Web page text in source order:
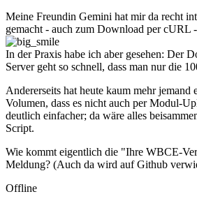
Meine Freundin Gemini hat mir da recht
gemacht - auch zum Download per cURL
In der Praxis habe ich aber gesehen: Der
Server geht so schnell, dass man nur die
Andererseits hat heute kaum mehr jemand
Volumen, dass es nicht auch per Modul-
deutlich einfacher; da wäre alles
Script.
Wie kommt eigentlich die "Ihre WBCE-
Meldung? (Auch da wird auf Github
Offline